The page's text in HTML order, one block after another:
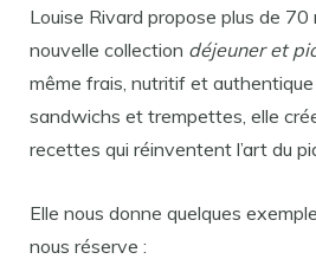
Louise Rivard propose plus de
nouvelle collection déjeuner et
même frais, nutritif et authentique
sandwichs et trempettes, elle
recettes qui réinventent l’art du
Elle nous donne quelques
nous réserve :